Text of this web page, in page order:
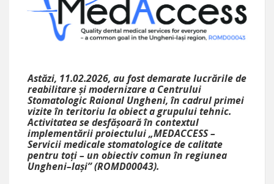
Astăzi, 11.02.2026, au fost demarate lucrările de
reabilitare și modernizare a Centrului
Stomatologic Raional Ungheni, în cadrul primei
vizite în teritoriu la obiect a grupului tehnic.
Activitatea se desfășoară în contextul
implementării proiectului „MEDACCESS –
Servicii medicale stomatologice de calitate
pentru toți – un obiectiv comun în regiunea
Ungheni–Iași” (ROMD00043).